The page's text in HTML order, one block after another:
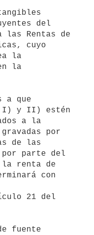
del
cuyo
la
I) y II) estén
a la
por
de las
por parte del
la renta de
con
21 del